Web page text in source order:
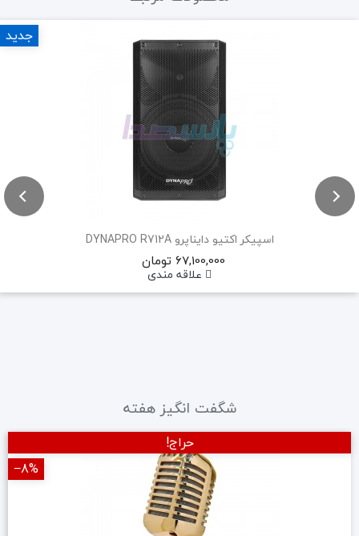
اسپیکر اکتیو دایناپرو DYNAPRO R712A
67,100,000 تومان
علاقه مندی
جدید
شگفت انگیز هفته
حراج!
‎−8%